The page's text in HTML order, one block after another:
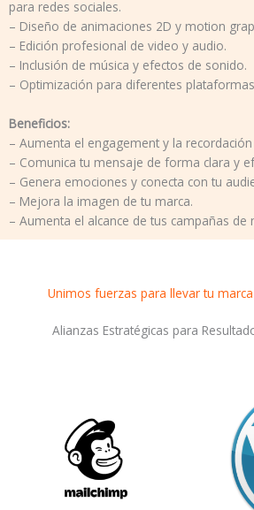
para redes sociales.
– Diseño de animaciones 2D y motion
– Edición profesional de video y audio.
– Inclusión de música y efectos de sonido.
– Optimización para diferentes
Beneficios:
– Aumenta el engagement y la
– Comunica tu mensaje de forma clara y
– Genera emociones y conecta con tu
– Mejora la imagen de tu marca.
– Aumenta el alcance de tus campañas de
Unimos fuerzas para llevar tu
Alianzas Estratégicas para